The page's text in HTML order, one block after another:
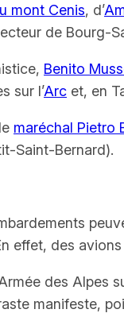
mont Cenis, d’
de Bourg-
Benito
sur l’Arc et, en
maréchal Pietro
Saint-Bernard).
effet, des
des
manifeste,